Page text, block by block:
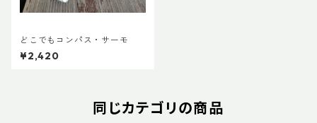
どこでもコンパス・サーモ
¥2,420
同じカテゴリの商品